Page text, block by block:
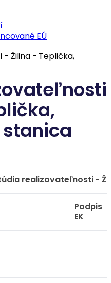
EÚ
- Žilina - Teplička,
realizovateľnosti -
Podpis
EK